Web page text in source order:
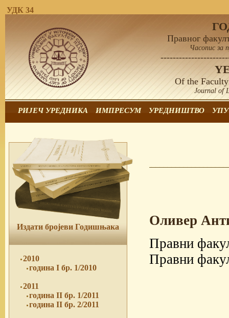
УДК 34
Правног
Часопис за
Of the
Journal of
РИЈЕЧ УРЕДНИКА ИМПРЕСУМ УРЕДНИШТВО
Издати бројеви Годишњака
2010
година I бр. 1/2010
2011
година II бр. 1/2011
година II бр. 2/2011
Оливер
Правни
Правни